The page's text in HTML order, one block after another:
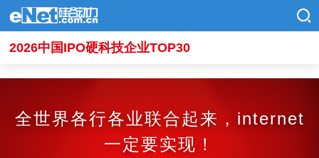
2026中国IPO硬科技企业TOP30
全世界各行各业联合起来，internet
一定要实现！